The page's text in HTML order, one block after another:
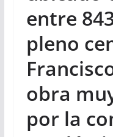
entre
pleno
obra
por la